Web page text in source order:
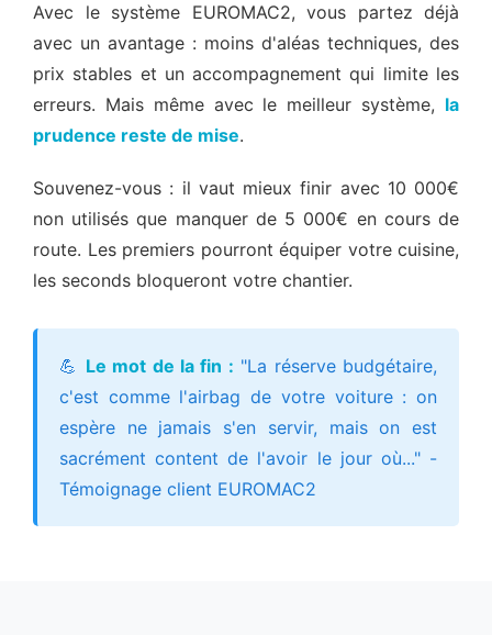
Avec le système EUROMAC2, vous partez déjà
avec un avantage : moins d'aléas techniques, des
prix stables et un accompagnement qui limite les
erreurs. Mais même avec le meilleur système, la
prudence reste de mise.
Souvenez-vous : il vaut mieux finir avec 10 000€
non utilisés que manquer de 5 000€ en cours de
route. Les premiers pourront équiper votre cuisine,
les seconds bloqueront votre chantier.
💪 Le mot de la fin : "La réserve budgétaire,
c'est comme l'airbag de votre voiture : on
espère ne jamais s'en servir, mais on est
sacrément content de l'avoir le jour où..." -
Témoignage client EUROMAC2